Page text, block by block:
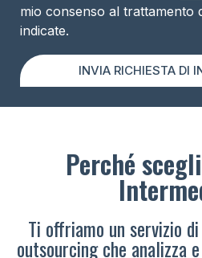
mio consenso al trattamento
indicate.
INVIA RICHIESTA DI
Perché
Ti offriamo un servizio
outsourcing che analizza